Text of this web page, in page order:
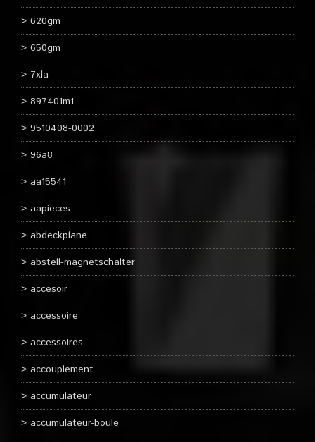
620gm
650gm
7xla
897401m1
9510408-0002
96a8
aa15541
aapieces
abdeckplane
abstell-magnetschalter
accesoir
accessoire
accessoires
accouplement
accumulateur
accumulateur-boule